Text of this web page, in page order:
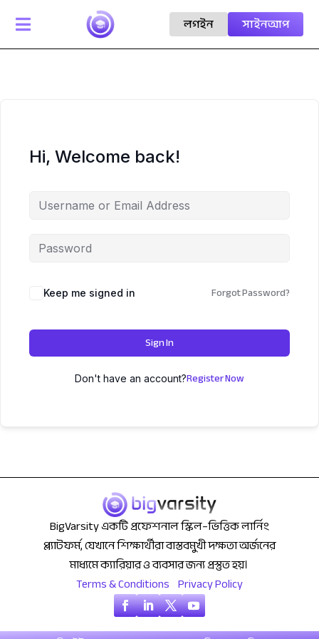
 সাইনআপ
লগইন
Hi, Welcome back!
Keep me signed in Forgot Password?
Sign In
Don't have an account?Register Now
BigVarsity একটি প্রফেশনাল স্কিল–ভিত্তিক লার্নিং
প্ল্যাটফর্ম, যেখানে শিক্ষার্থীরা বাস্তবমুখী দক্ষতা অর্জনের
মাধ্যমে ক্যারিয়ার ও ব্যবসার জন্য প্রস্তুত হয়।
Terms & Conditions Privacy Policy